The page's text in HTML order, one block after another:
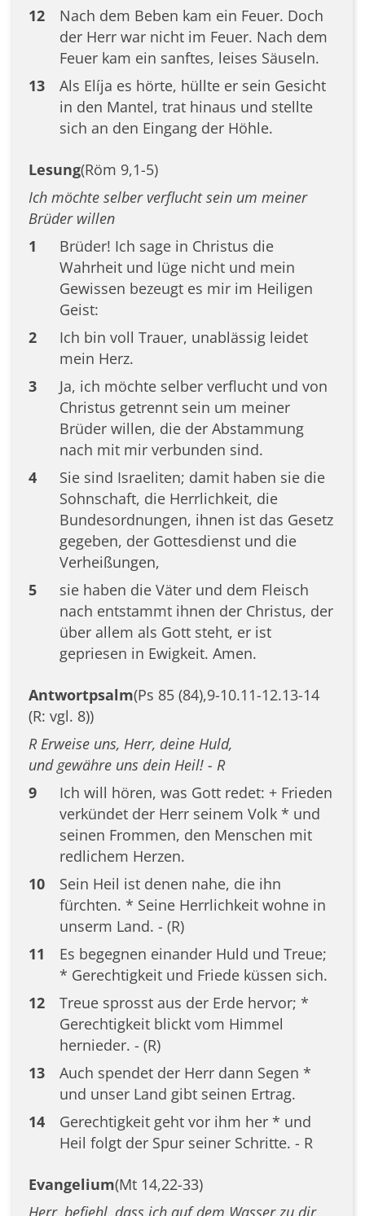
12
Nach dem Beben kam ein Feuer. Doch
der Herr war nicht im Feuer. Nach dem
Feuer kam ein sanftes, leises Säuseln.
13
Als Elíja es hörte, hüllte er sein Gesicht
in den Mantel, trat hinaus und stellte
sich an den Eingang der Höhle.
Lesung(Röm 9,1-5)
Ich möchte selber verflucht sein um meiner
Brüder willen
1
Brüder! Ich sage in Christus die
Wahrheit und lüge nicht und mein
Gewissen bezeugt es mir im Heiligen
Geist:
2
Ich bin voll Trauer, unablässig leidet
mein Herz.
3
Ja, ich möchte selber verflucht und von
Christus getrennt sein um meiner
Brüder willen, die der Abstammung
nach mit mir verbunden sind.
4
Sie sind Israeliten; damit haben sie die
Sohnschaft, die Herrlichkeit, die
Bundesordnungen, ihnen ist das Gesetz
gegeben, der Gottesdienst und die
Verheißungen,
5
sie haben die Väter und dem Fleisch
nach entstammt ihnen der Christus, der
über allem als Gott steht, er ist
gepriesen in Ewigkeit. Amen.
Antwortpsalm(Ps 85 (84),9-10.11-12.13-14
(R: vgl. 8))
R Erweise uns, Herr, deine Huld,
und gewähre uns dein Heil! - R
9
Ich will hören, was Gott redet: + Frieden
verkündet der Herr seinem Volk * und
seinen Frommen, den Menschen mit
redlichem Herzen.
10
Sein Heil ist denen nahe, die ihn
fürchten. * Seine Herrlichkeit wohne in
unserm Land. - (R)
11
Es begegnen einander Huld und Treue;
* Gerechtigkeit und Friede küssen sich.
12
Treue sprosst aus der Erde hervor; *
Gerechtigkeit blickt vom Himmel
hernieder. - (R)
13
Auch spendet der Herr dann Segen *
und unser Land gibt seinen Ertrag.
14
Gerechtigkeit geht vor ihm her * und
Heil folgt der Spur seiner Schritte. - R
Evangelium(Mt 14,22-33)
Herr, befiehl, dass ich auf dem Wasser zu dir